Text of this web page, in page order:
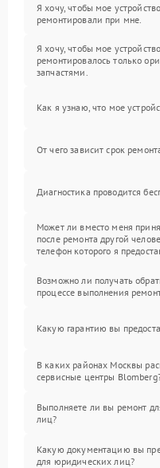
Я хочу, чтобы мое устройство
ремонтировали при мне.
Я хочу, чтобы мое устройство
ремонтировалось только
запчастями.
Как я узнаю, что мое
От чего зависит срок
Диагностика проводится
Может ли вместо меня
после ремонта другой
телефон которого я
Возможно ли получать
процессе выполнения
Какую гарантию вы
В каких районах Москвы
сервисные центры
Выполняете ли вы ремонт
лиц?
Какую документацию вы
для юридических лиц?